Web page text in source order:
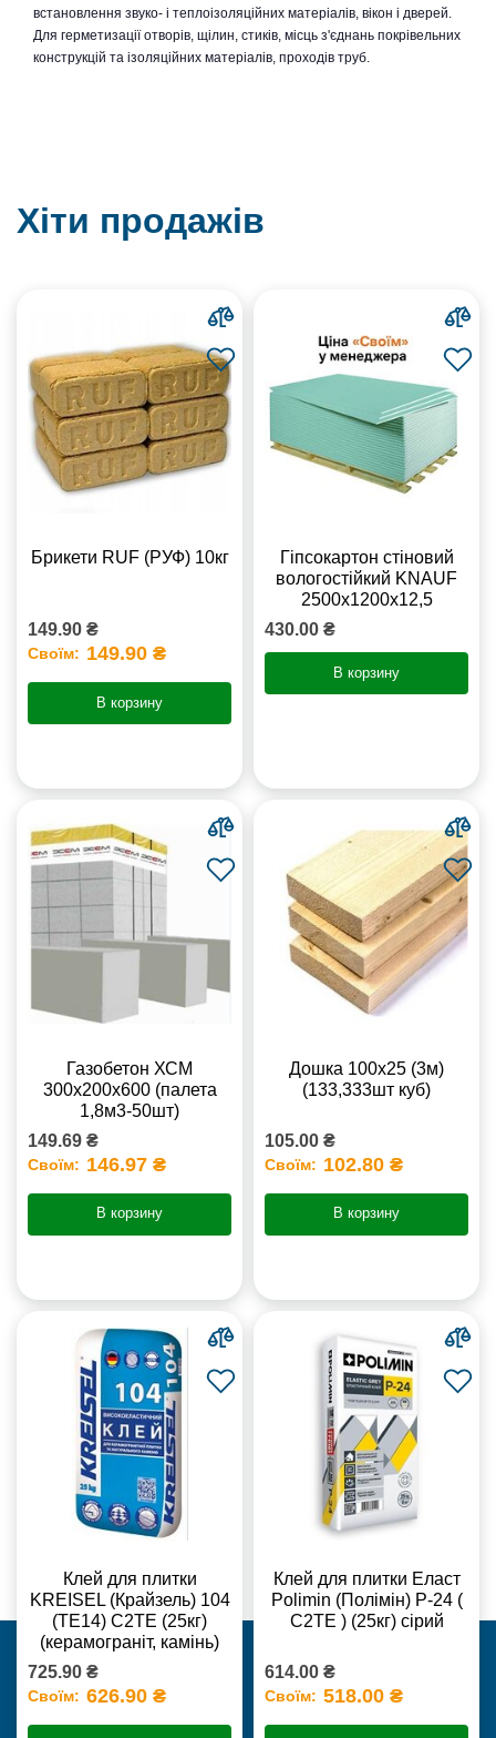
встановлення звуко- і теплоізоляційних матеріалів, вікон і дверей.
Для герметизації отворів, щілин, стиків, місць з'єднань покрівельних
конструкцій та ізоляційних матеріалів, проходів труб.
Хіти продажів
Брикети RUF (РУФ) 10кг
149.90 ₴
Своїм: 149.90 ₴
В корзину
Гіпсокартон стіновий
вологостійкий KNAUF
2500х1200х12,5
430.00 ₴
В корзину
Газобетон ХСМ
300x200x600 (палета
1,8м3-50шт)
149.69 ₴
Своїм: 146.97 ₴
В корзину
Дошка 100х25 (3м)
(133,333шт куб)
105.00 ₴
Своїм: 102.80 ₴
В корзину
Клей для плитки
KREISEL (Крайзель) 104
(ТЕ14) С2TE (25кг)
(керамограніт, камінь)
725.90 ₴
Своїм: 626.90 ₴
Клей для плитки Еласт
Polimin (Полімін) Р-24 (
С2ТЕ ) (25кг) сірий
614.00 ₴
Своїм: 518.00 ₴